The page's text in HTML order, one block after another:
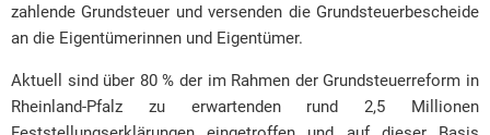
zahlende Grundsteuer und versenden die Grundsteuerbescheide
an die Eigentümerinnen und Eigentümer.
Aktuell sind über 80 % der im Rahmen der Grundsteuerreform in
Rheinland-Pfalz zu erwartenden rund 2,5 Millionen